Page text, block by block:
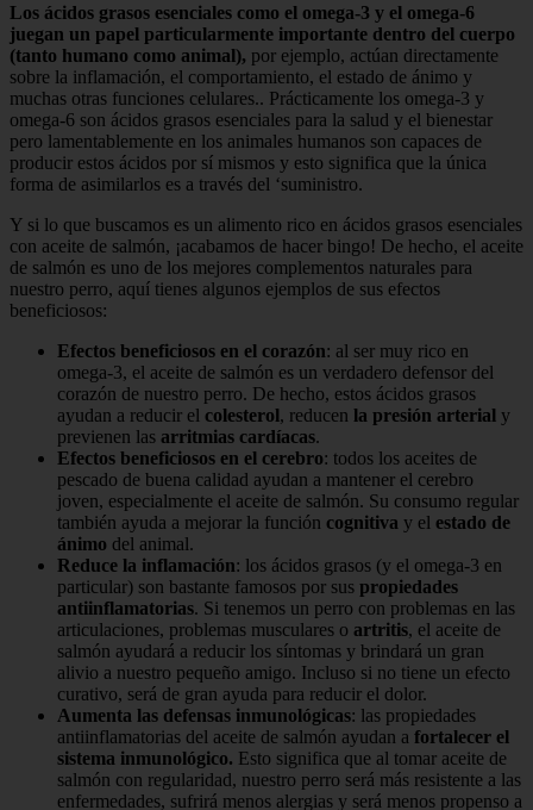
Los ácidos grasos esenciales como el omega-3 y el omega-6
juegan un papel particularmente importante dentro del cuerpo
(tanto humano como animal), por ejemplo, actúan directamente
sobre la inflamación, el comportamiento, el estado de ánimo y
muchas otras funciones celulares.. Prácticamente los omega-3 y
omega-6 son ácidos grasos esenciales para la salud y el bienestar
pero lamentablemente en los animales humanos son capaces de
producir estos ácidos por sí mismos y esto significa que la única
forma de asimilarlos es a través del ‘suministro.
Y si lo que buscamos es un alimento rico en ácidos grasos esenciales
con aceite de salmón, ¡acabamos de hacer bingo! De hecho, el aceite
de salmón es uno de los mejores complementos naturales para
nuestro perro, aquí tienes algunos ejemplos de sus efectos
beneficiosos:
Efectos beneficiosos en el corazón: al ser muy rico en
omega-3, el aceite de salmón es un verdadero defensor del
corazón de nuestro perro. De hecho, estos ácidos grasos
ayudan a reducir el colesterol, reducen la presión arterial y
previenen las arritmias cardíacas.
Efectos beneficiosos en el cerebro: todos los aceites de
pescado de buena calidad ayudan a mantener el cerebro
joven, especialmente el aceite de salmón. Su consumo regular
también ayuda a mejorar la función cognitiva y el estado de
ánimo del animal.
Reduce la inflamación: los ácidos grasos (y el omega-3 en
particular) son bastante famosos por sus propiedades
antiinflamatorias. Si tenemos un perro con problemas en las
articulaciones, problemas musculares o artritis, el aceite de
salmón ayudará a reducir los síntomas y brindará un gran
alivio a nuestro pequeño amigo. Incluso si no tiene un efecto
curativo, será de gran ayuda para reducir el dolor.
Aumenta las defensas inmunológicas: las propiedades
antiinflamatorias del aceite de salmón ayudan a fortalecer el
sistema inmunológico. Esto significa que al tomar aceite de
salmón con regularidad, nuestro perro será más resistente a las
enfermedades, sufrirá menos alergias y será menos propenso a